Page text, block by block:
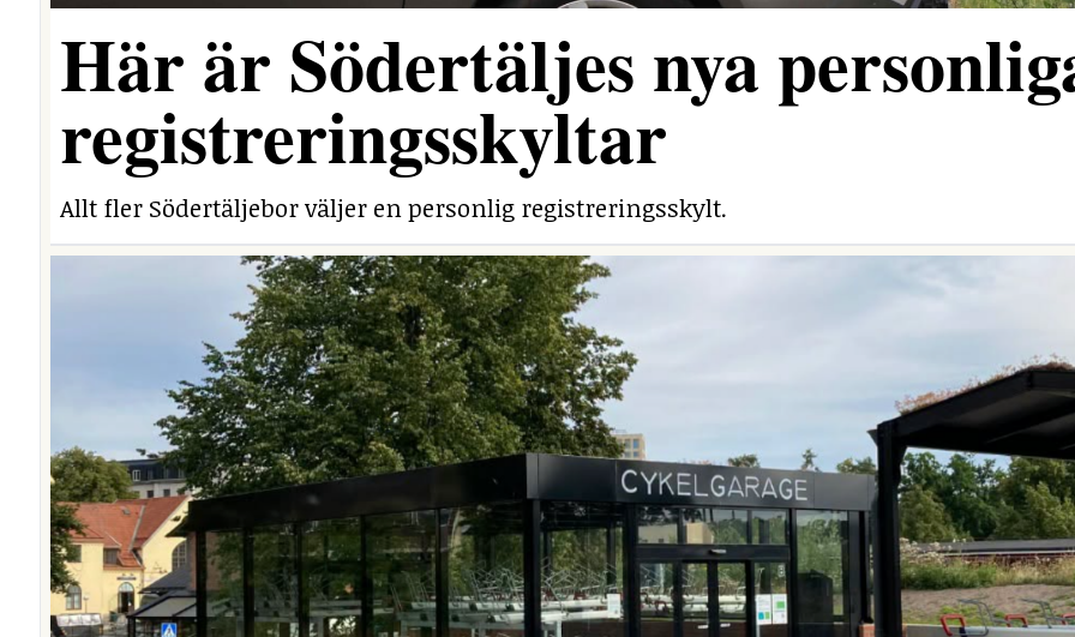
Här är Södertäljes nya
registreringsskyltar
Allt fler Södertäljebor väljer en personlig registreringsskylt.